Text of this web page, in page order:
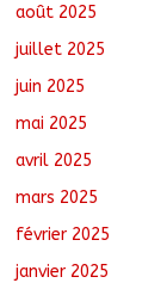
août 2025
juillet 2025
juin 2025
mai 2025
avril 2025
mars 2025
février 2025
janvier 2025